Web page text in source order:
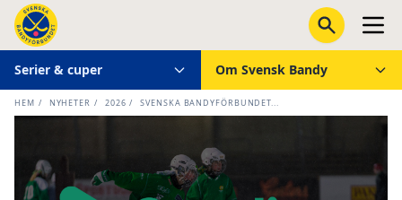
Serier & cuper Om Svensk Bandy
HEM / NYHETER / 2026 / SVENSKA BANDYFÖRBUNDET...